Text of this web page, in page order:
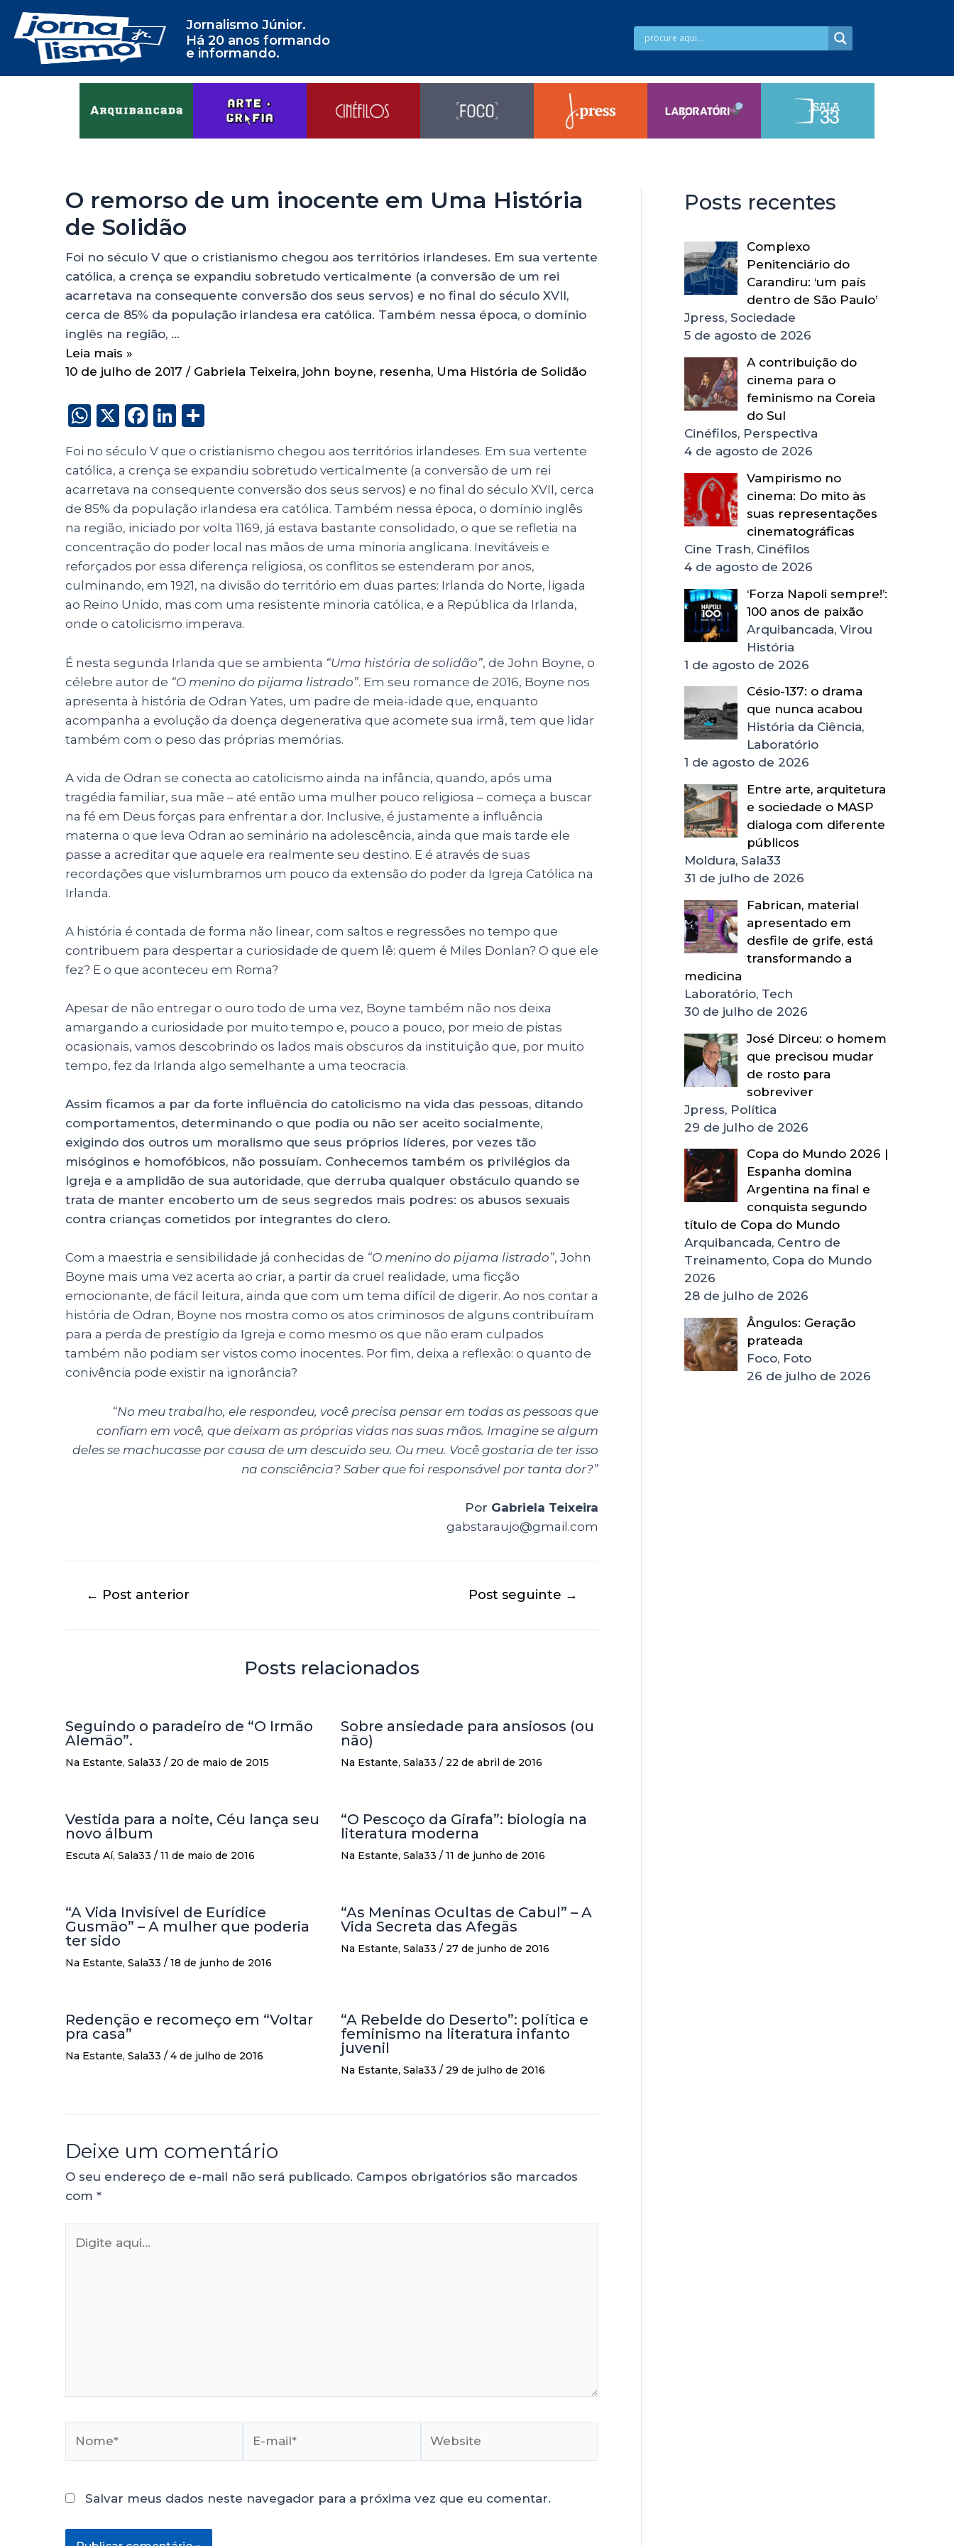
Jornalismo Júnior.
Há 20 anos formando
e informando.
O remorso de um inocente em Uma História
de Solidão
Foi no século V que o cristianismo chegou aos territórios irlandeses. Em sua vertente
católica, a crença se expandiu sobretudo verticalmente (a conversão de um rei
acarretava na consequente conversão dos seus servos) e no final do século XVII,
cerca de 85% da população irlandesa era católica. Também nessa época, o domínio
inglês na região, …
Leia mais »
10 de julho de 2017 / Gabriela Teixeira, john boyne, resenha, Uma História de Solidão
W
a
ts
A
p
p
X
F
c
e
b
o
o
k
Li
k
e
dI
n
a
re
Foi no século V que o cristianismo chegou aos territórios irlandeses. Em sua vertente
católica, a crença se expandiu sobretudo verticalmente (a conversão de um rei
acarretava na consequente conversão dos seus servos) e no final do século XVII, cerca
de 85% da população irlandesa era católica. Também nessa época, o domínio inglês
na região, iniciado por volta 1169, já estava bastante consolidado, o que se refletia na
concentração do poder local nas mãos de uma minoria anglicana. Inevitáveis e
reforçados por essa diferença religiosa, os conflitos se estenderam por anos,
culminando, em 1921, na divisão do território em duas partes: Irlanda do Norte, ligada
ao Reino Unido, mas com uma resistente minoria católica, e a República da Irlanda,
onde o catolicismo imperava.
É nesta segunda Irlanda que se ambienta “Uma história de solidão”, de John Boyne, o
célebre autor de “O menino do pijama listrado”. Em seu romance de 2016, Boyne nos
apresenta à história de Odran Yates, um padre de meia-idade que, enquanto
acompanha a evolução da doença degenerativa que acomete sua irmã, tem que lidar
também com o peso das próprias memórias.
A vida de Odran se conecta ao catolicismo ainda na infância, quando, após uma
tragédia familiar, sua mãe – até então uma mulher pouco religiosa – começa a buscar
na fé em Deus forças para enfrentar a dor. Inclusive, é justamente a influência
materna o que leva Odran ao seminário na adolescência, ainda que mais tarde ele
passe a acreditar que aquele era realmente seu destino. E é através de suas
recordações que vislumbramos um pouco da extensão do poder da Igreja Católica na
Irlanda.
A história é contada de forma não linear, com saltos e regressões no tempo que
contribuem para despertar a curiosidade de quem lê: quem é Miles Donlan? O que ele
fez? E o que aconteceu em Roma?
Apesar de não entregar o ouro todo de uma vez, Boyne também não nos deixa
amargando a curiosidade por muito tempo e, pouco a pouco, por meio de pistas
ocasionais, vamos descobrindo os lados mais obscuros da instituição que, por muito
tempo, fez da Irlanda algo semelhante a uma teocracia.
Assim ficamos a par da forte influência do catolicismo na vida das pessoas, ditando
comportamentos, determinando o que podia ou não ser aceito socialmente,
exigindo dos outros um moralismo que seus próprios líderes, por vezes tão
misóginos e homofóbicos, não possuíam. Conhecemos também os privilégios da
Igreja e a amplidão de sua autoridade, que derruba qualquer obstáculo quando se
trata de manter encoberto um de seus segredos mais podres: os abusos sexuais
contra crianças cometidos por integrantes do clero.
Com a maestria e sensibilidade já conhecidas de “O menino do pijama listrado”, John
Boyne mais uma vez acerta ao criar, a partir da cruel realidade, uma ficção
emocionante, de fácil leitura, ainda que com um tema difícil de digerir. Ao nos contar a
história de Odran, Boyne nos mostra como os atos criminosos de alguns contribuíram
para a perda de prestígio da Igreja e como mesmo os que não eram culpados
também não podiam ser vistos como inocentes. Por fim, deixa a reflexão: o quanto de
conivência pode existir na ignorância?
“No meu trabalho, ele respondeu, você precisa pensar em todas as pessoas que
confiam em você, que deixam as próprias vidas nas suas mãos. Imagine se algum
deles se machucasse por causa de um descuido seu. Ou meu. Você gostaria de ter isso
na consciência? Saber que foi responsável por tanta dor?”
Por Gabriela Teixeira
gabstaraujo@gmail.com
← Post anterior Post seguinte →
Posts relacionados
Seguindo o paradeiro de “O Irmão
Alemão”.
Na Estante, Sala33 / 20 de maio de 2015
Sobre ansiedade para ansiosos (ou
não)
Na Estante, Sala33 / 22 de abril de 2016
Vestida para a noite, Céu lança seu
novo álbum
Escuta Aí, Sala33 / 11 de maio de 2016
“O Pescoço da Girafa”: biologia na
literatura moderna
Na Estante, Sala33 / 11 de junho de 2016
“A Vida Invisível de Eurídice
Gusmão” – A mulher que poderia
ter sido
Na Estante, Sala33 / 18 de junho de 2016
“As Meninas Ocultas de Cabul” – A
Vida Secreta das Afegãs
Na Estante, Sala33 / 27 de junho de 2016
Redenção e recomeço em “Voltar
pra casa”
Na Estante, Sala33 / 4 de julho de 2016
“A Rebelde do Deserto”: política e
feminismo na literatura infanto
juvenil
Na Estante, Sala33 / 29 de julho de 2016
Deixe um comentário
O seu endereço de e-mail não será publicado. Campos obrigatórios são marcados
com *
Salvar meus dados neste navegador para a próxima vez que eu comentar.
Posts recentes
Complexo
Penitenciário do
Carandiru: ‘um país
dentro de São Paulo’
Jpress, Sociedade
5 de agosto de 2026
A contribuição do
cinema para o
feminismo na Coreia
do Sul
Cinéfilos, Perspectiva
4 de agosto de 2026
Vampirismo no
cinema: Do mito às
suas representações
cinematográficas
Cine Trash, Cinéfilos
4 de agosto de 2026
‘Forza Napoli sempre!’:
100 anos de paixão
Arquibancada, Virou
História
1 de agosto de 2026
Césio-137: o drama
que nunca acabou
História da Ciência,
Laboratório
1 de agosto de 2026
Entre arte, arquitetura
e sociedade o MASP
dialoga com diferente
públicos
Moldura, Sala33
31 de julho de 2026
Fabrican, material
apresentado em
desfile de grife, está
transformando a
medicina
Laboratório, Tech
30 de julho de 2026
José Dirceu: o homem
que precisou mudar
de rosto para
sobreviver
Jpress, Política
29 de julho de 2026
Copa do Mundo 2026 |
Espanha domina
Argentina na final e
conquista segundo
título de Copa do Mundo
Arquibancada, Centro de
Treinamento, Copa do Mundo
2026
28 de julho de 2026
Ângulos: Geração
prateada
Foco, Foto
26 de julho de 2026